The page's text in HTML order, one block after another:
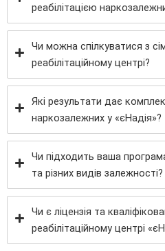
реабілітацією
Чи можна спілкуватися з
реабілітаційному центрі?
Які результати дає
наркозалежних у «єНадія»?
Чи підходить ваша програма
та різних видів залежності?
Чи є ліцензія та
реабілітаційному центрі